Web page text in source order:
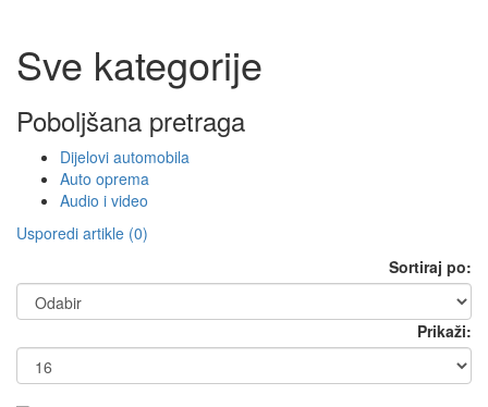
Sve kategorije
Poboljšana pretraga
Dijelovi automobila
Auto oprema
Audio i video
Usporedi artikle (0)
Sortiraj po:
Prikaži: